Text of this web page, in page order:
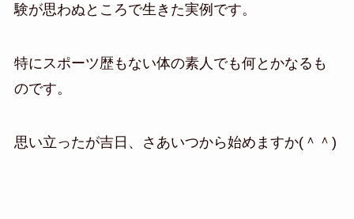
験が思わぬところで生きた実例です。
特にスポーツ歴もない体の素人でも何とかなるも
のです。
思い立ったが吉日、さあいつから始めますか(＾＾)